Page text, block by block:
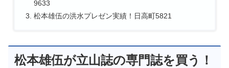
9633
松本雄伍の洪水プレゼン実績！日高町5821
松本雄伍が立山誌の専門誌を買う！